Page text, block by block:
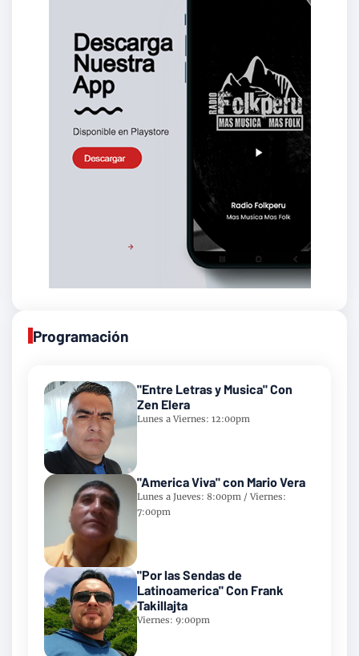
Programación
"Entre Letras y Musica" Con
Zen Elera
Lunes a Viernes: 12:00pm
"America Viva" con Mario Vera
Lunes a Jueves: 8:00pm / Viernes:
7:00pm
"Por las Sendas de
Latinoamerica" Con Frank
Takillajta
Viernes: 9:00pm